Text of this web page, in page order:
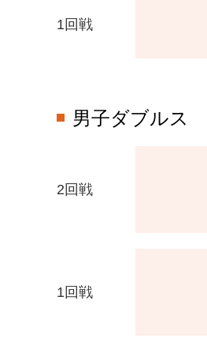
1回戦
男子ダブルス
2回戦
1回戦